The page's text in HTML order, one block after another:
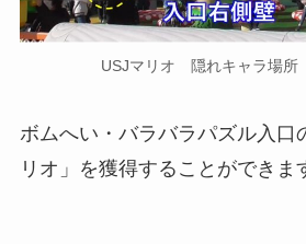
USJマリオ 隠れキャラ場
ボムへい・バラバラパズル入口
リオ」を獲得することができま